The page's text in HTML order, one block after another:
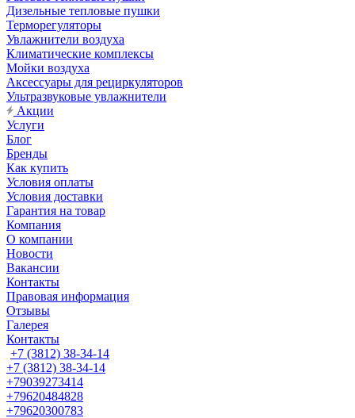
Дизельные тепловые пушки
Терморегуляторы
Увлажнители воздуха
Климатические комплексы
Мойки воздуха
Аксессуары для рециркуляторов
Ультразвуковые увлажнители
Акции
Услуги
Блог
Бренды
Как купить
Условия оплаты
Условия доставки
Гарантия на товар
Компания
О компании
Новости
Вакансии
Контакты
Правовая информация
Отзывы
Галерея
Контакты
+7 (3812) 38-34-14
+7 (3812) 38-34-14
+79039273414
+79620484828
+79620300783